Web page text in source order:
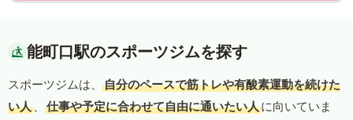
能町口駅のスポーツジムを探す
スポーツジムは、
自分のペースで筋トレや有酸素運動を続けた
い人 、 仕事や予定に合わせて自由に通いたい人に向いていま